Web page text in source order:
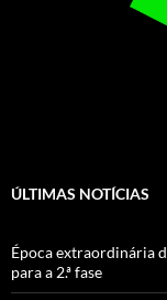
ÚLTIMAS NOTÍCIAS
Época extraordinária
para a 2.ª fase